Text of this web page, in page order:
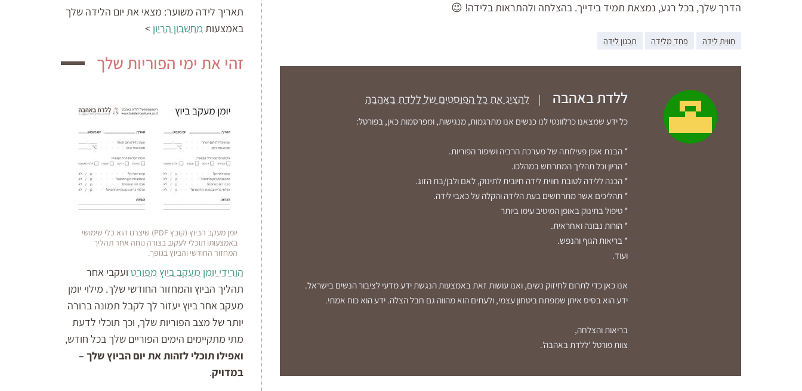
הדרך שלך, בכל רגע, נמצאת תמיד בידייך. בהצלחה ולהתראות בלידה! 😉
חווית לידה פחד מלידה תכנון לידה
ללדת באהבה | להציג את כל הפוסטים של ללדת באהבה
כל ידע שמצאנו כרלוונטי לנו כנשים אנו מתרגמות, מנגישות, ומפרסמות כאן, בפורטל:
* הבנת אופן פעילותה של מערכת הרביה ושיפור הפוריות.
* הריון וכל תהליך המתרחש במהלכו.
* הכנה ללידה לטובת חווית לידה חיובית לתינוק, לאם ולבן/בת הזוג.
* תהליכים אשר מתרחשים בעת הלידה והקלה על כאבי לידה.
* טיפול בתינוק באופן המיטיב עימו ביותר
* הורות נבונה ואחראית.
* בריאות הגוף והנפש.
ועוד.
אנו כאן כדי לתרום לחיזוק נשים, ואנו עושות זאת באמצעות הנגשת ידע מדעי לציבור הנשים בישראל.
ידע הוא בסיס איתן שמפתח ביטחון עצמי, ולעתים הוא מהווה גם חבל הצלה. ידע הוא כוח אמתי.
בריאות והצלחה,
צוות פורטל 'ללדת באהבה'.
תאריך לידה משוער: מצאי את יום הלידה שלך
באמצעות מחשבון הריון >
זהי את ימי הפוריות שלך
יומן מעקב הביוץ (קובץ PDF) שיצרנו הוא כלי שימושי
באמצעותו תוכלי לעקוב בצורה נוחה אחר תהליך
המחזור החודשי והביוץ בגופך.
הורידי יומן מעקב ביוץ מפורט ועקבי אחר
תהליך הביוץ והמחזור החודשי שלך. מילוי יומן
מעקב אחר ביוץ יעזור לך לקבל תמונה ברורה
יותר של מצב הפוריות שלך, וכך תוכלי לדעת
מתי מתקיימים הימים הפוריים שלך בכל חודש,
ואפילו תוכלי לזהות את יום הביוץ שלך –
במדויק.